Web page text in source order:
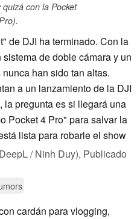
con la Pocket
de DJI ha terminado. Con la
de doble cámara y un
han sido tan altas.
a un lanzamiento de la DJI
la pregunta es si llegará una
Pocket 4 Pro" para salvar la
lista para robarle el show
/ Ninh Duy), Publicado
cardán para vlogging,